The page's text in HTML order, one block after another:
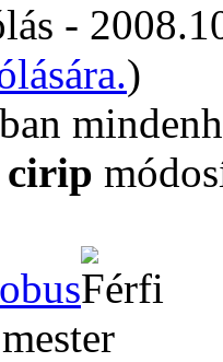
-
)
cirip